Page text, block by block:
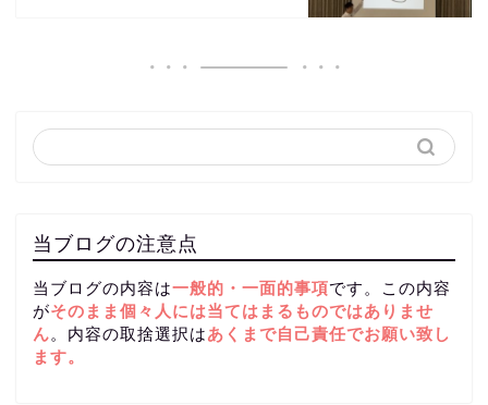
当ブログの注意点
当ブログの内容は一般的・一面的事項です。この内容
がそのまま個々人には当てはまるものではありませ
ん。内容の取捨選択はあくまで自己責任でお願い致し
ます。